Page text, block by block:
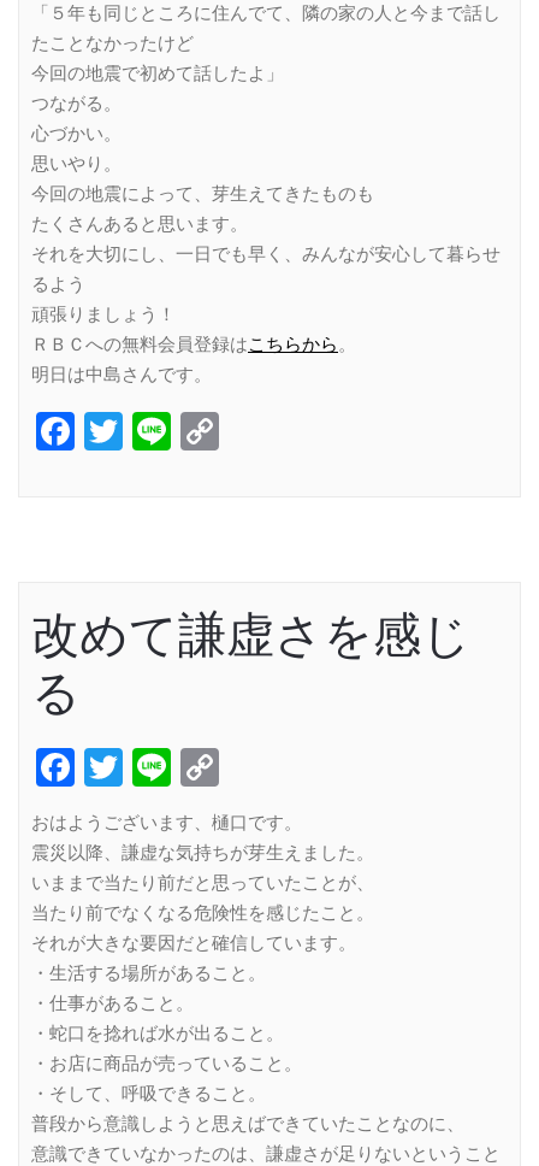
「５年も同じところに住んでて、隣の家の人と今まで話し
たことなかったけど
今回の地震で初めて話したよ」
つながる。
心づかい。
思いやり。
今回の地震によって、芽生えてきたものも
たくさんあると思います。
それを大切にし、一日でも早く、みんなが安心して暮らせ
るよう
頑張りましょう！
ＲＢＣへの無料会員登録はこちらから。
明日は中島さんです。
Facebook
Twitter
Line
改めて謙虚さを感じ
る
Facebook
Twitter
Line
Link
おはようございます、樋口です。
震災以降、謙虚な気持ちが芽生えました。
いままで当たり前だと思っていたことが、
当たり前でなくなる危険性を感じたこと。
それが大きな要因だと確信しています。
・生活する場所があること。
・仕事があること。
・蛇口を捻れば水が出ること。
・お店に商品が売っていること。
・そして、呼吸できること。
普段から意識しようと思えばできていたことなのに、
意識できていなかったのは、謙虚さが足りないということ